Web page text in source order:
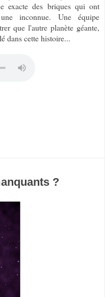
exacte des briques qui ont
inconnue. Une équipe
que l'autre planète géante,
dans cette histoire...
?